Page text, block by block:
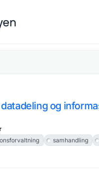
og
samhandling